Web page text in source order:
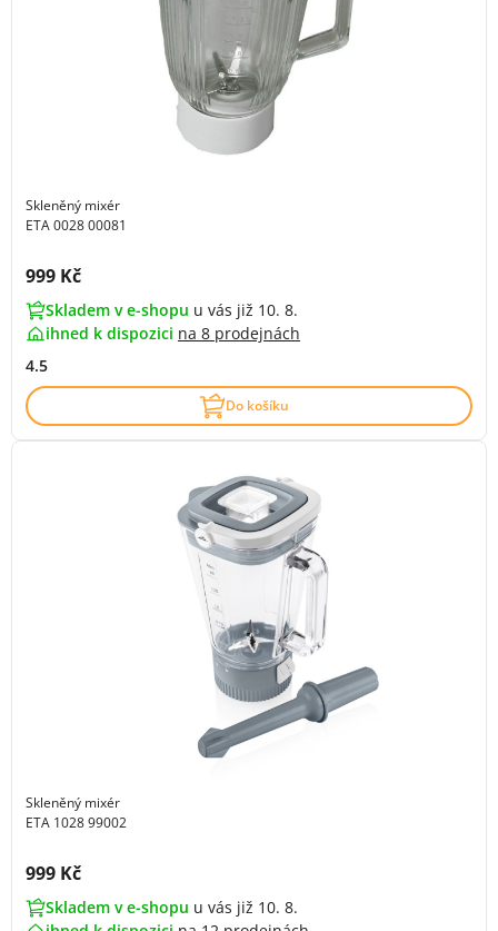
Skleněný mixér
ETA 0028 00081
Cena s DPH:
999 Kč
Skladem v e-shopu u vás již 10. 8.
ihned k dispozici na 8 prodejnách
4.5
Do košíku
Skleněný mixér
ETA 1028 99002
Cena s DPH:
999 Kč
Skladem v e-shopu u vás již 10. 8.